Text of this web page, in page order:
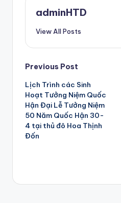
adminHTD
View All Posts
Post
navigation
Previous Post
Lịch Trình các Sinh
Hoạt Tưởng Niệm Quốc
Hận Đại Lễ Tưởng Niệm
50 Năm Quốc Hận 30-
4 tại thủ đô Hoa Thịnh
Đốn